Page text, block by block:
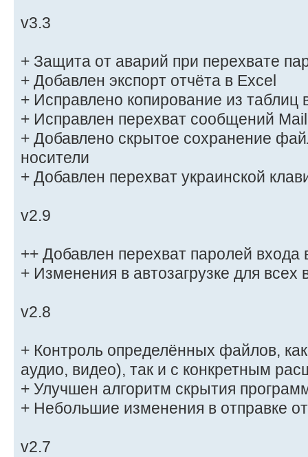
v3.3
+ Защита от аварий при перехвате
+ Добавлен экспорт отчёта в Excel
+ Исправлено копирование из таблиц
+ Исправлен перехват сообщений
+ Добавлено скрытое сохранение
носители
+ Добавлен перехват украинской
v2.9
++ Добавлен перехват паролей входа
+ Изменения в автозагрузке для всех
v2.8
+ Контроль определённых файлов,
аудио, видео), так и с конкретным
+ Улучшен алгоритм скрытия
+ Небольшие изменения в отправке
v2.7